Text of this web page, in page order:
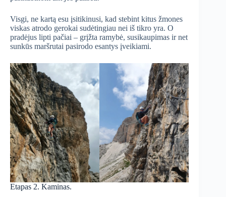
Visgi, ne kartą esu įsitikinusi, kad stebint kitus žmones
viskas atrodo gerokai sudėtingiau nei iš tikro yra. O
pradėjus lipti pačiai – grįžta ramybė, susikaupimas ir net
sunkūs maršrutai pasirodo esantys įveikiami.
Etapas 2. Kaminas.